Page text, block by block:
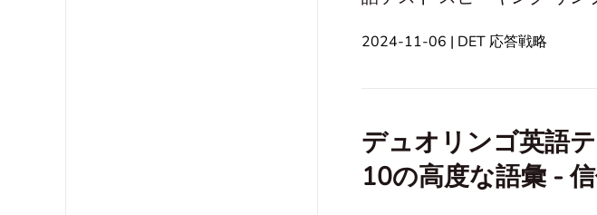
趣味と関心 キャリアと仕事 文化的および歴史的なトピック 旅と地理 健康とウェルネス エン
2024-11-06 | DET 応答戦略
デュオリンゴ英語
10の高度な語彙 -